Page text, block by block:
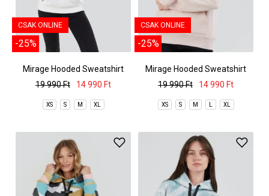
CSAK ONLINE
-25%
Mirage Hooded Sweatshirt
19 990 Ft
14 990 Ft
XS S M XL
CSAK ONLINE
-25%
Mirage Hooded Sweatshirt
19 990 Ft
14 990 Ft
XS S M L XL